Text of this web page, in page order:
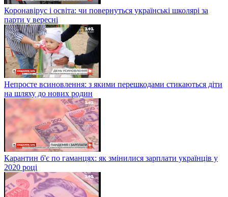
Коронавірус і освіта: чи повернуться українські школярі за
парти у вересні
Непросте всиновлення: з якими перешкодами стикаються діти
на шляху до нових родин
Карантин б'є по гаманцях: як змінилися зарплати українців у
2020 році